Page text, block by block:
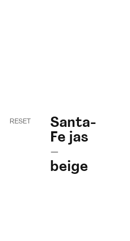
RESET
Santa-
Fe jas
–
beige